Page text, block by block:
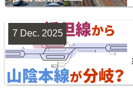
7 Dec. 2025